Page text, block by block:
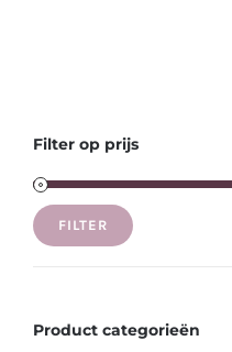
Filter op prijs
Min.
Max.
FILTER
Product categorieën